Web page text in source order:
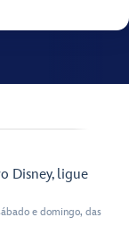
Disney, ligue
e domingo, das